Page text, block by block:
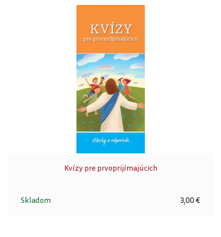
Kvízy pre prvoprijímajúcich
Skladom 3,00 €